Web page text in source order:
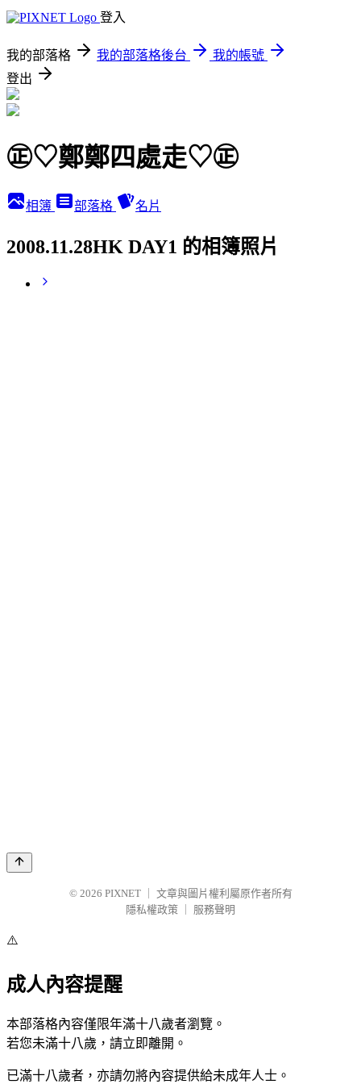
登入
我的部落格 我的部落格後台
我的帳號
登出
㊣♡鄭鄭四處走♡㊣
相簿 部落格 名片
2008.11.28HK DAY1 的相簿照片
© 2026 PIXNET
文章與圖片權利屬原作者所有
隱私權政策
服務聲明
⚠️
成人內容提醒
本部落格內容僅限年滿十八歲者瀏覽。
若您未滿十八歲，請立即離開。
已滿十八歲者，亦請勿將內容提供給未成年人士。